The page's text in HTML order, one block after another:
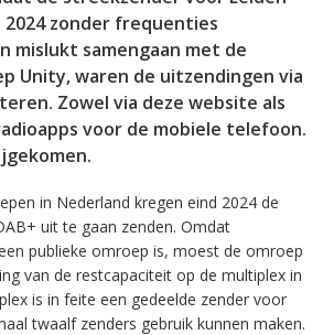
zonder frequenties
mislukt samengaan met de
Unity, waren de uitzendingen via
Zowel via deze website als
voor de mobiele telefoon.
in Nederland kregen eind 2024 de
uit te gaan zenden. Omdat
publieke omroep is, moest de omroep
van de restcapaciteit op de multiplex in
is in feite een gedeelde zender voor
twaalf zenders gebruik kunnen maken.